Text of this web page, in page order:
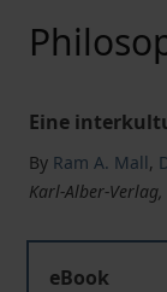
Eine
By Ram A. Mall,
Karl-Alber-
eBook